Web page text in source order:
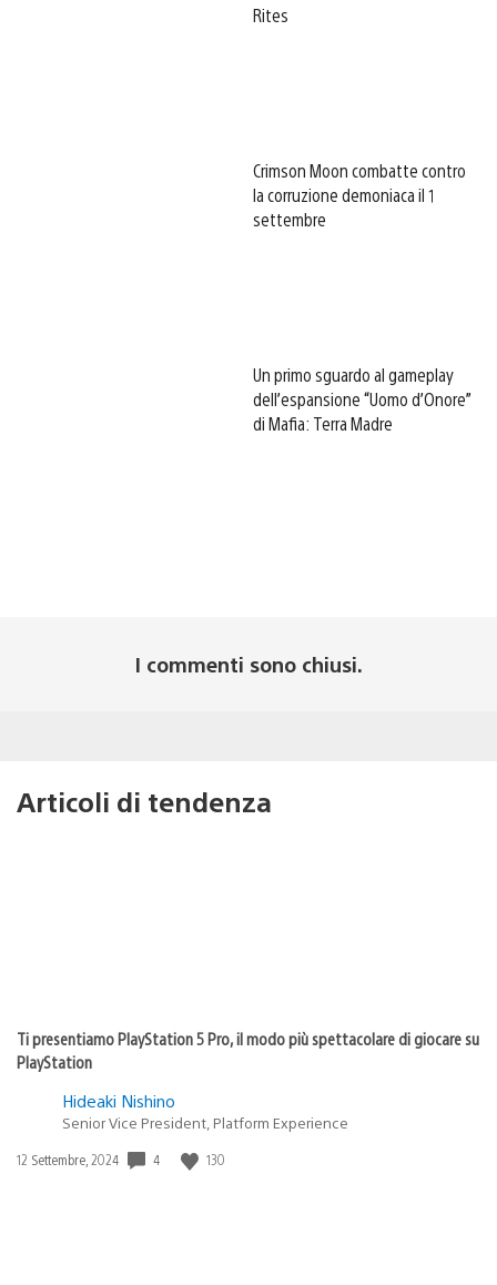
Rites
Crimson Moon combatte contro
la corruzione demoniaca il 1
settembre
Un primo sguardo al gameplay
dell’espansione “Uomo d’Onore”
di Mafia: Terra Madre
I commenti sono chiusi.
Articoli di tendenza
Ti presentiamo PlayStation 5 Pro, il modo più spettacolare di giocare su
PlayStation
Hideaki Nishino
Senior Vice President, Platform Experience
Data
12 Settembre, 2024 4 130